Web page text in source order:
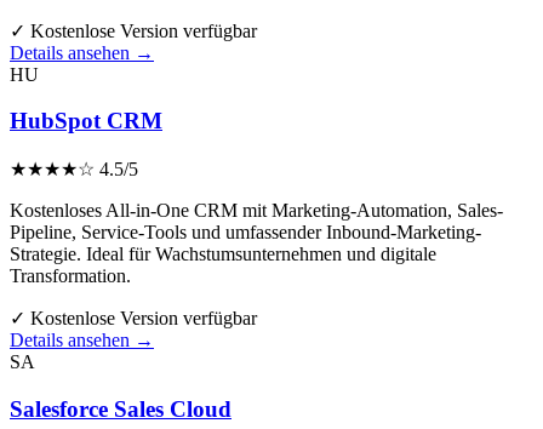
✓ Kostenlose Version verfügbar
Details ansehen →
HU
HubSpot CRM
★★★★☆ 4.5/5
Kostenloses All-in-One CRM mit Marketing-Automation, Sales-
Pipeline, Service-Tools und umfassender Inbound-Marketing-
Strategie. Ideal für Wachstumsunternehmen und digitale
Transformation.
✓ Kostenlose Version verfügbar
Details ansehen →
SA
Salesforce Sales Cloud